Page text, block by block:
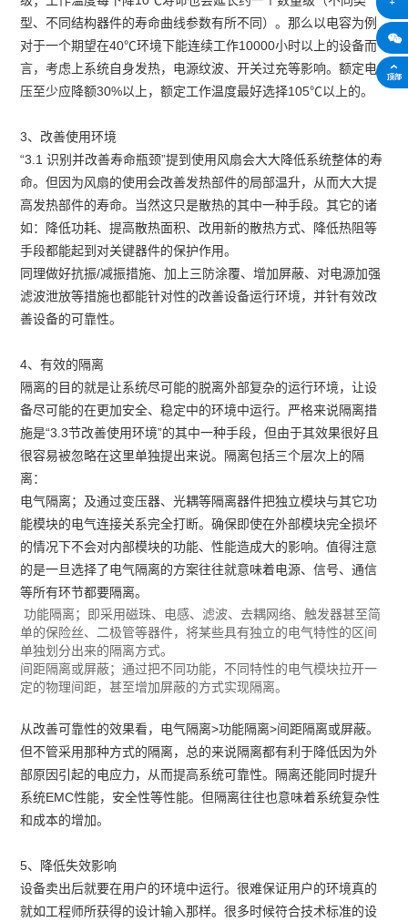
型、不同结构器件的寿命曲线参数有所不同）。那么以电容为例
对于一个期望在40℃环境下能连续工作10000小时以上的设备而
言，考虑上系统自身发热，电源纹波、开关过充等影响。额定电
压至少应降额30%以上，额定工作温度最好选择105℃以上的。
3、改善使用环境
“3.1 识别并改善寿命瓶颈”提到使用风扇会大大降低系统整体的寿
命。但因为风扇的使用会改善发热部件的局部温升，从而大大提
高发热部件的寿命。当然这只是散热的其中一种手段。其它的诸
如：降低功耗、提高散热面积、改用新的散热方式、降低热阻等
手段都能起到对关键器件的保护作用。
同理做好抗振/减振措施、加上三防涂覆、增加屏蔽、对电源加强
滤波泄放等措施也都能针对性的改善设备运行环境，并针有效改
善设备的可靠性。
4、有效的隔离
隔离的目的就是让系统尽可能的脱离外部复杂的运行环境，让设
备尽可能的在更加安全、稳定中的环境中运行。严格来说隔离措
施是“3.3节改善使用环境”的其中一种手段，但由于其效果很好且
很容易被忽略在这里单独提出来说。隔离包括三个层次上的隔
离：
电气隔离；及通过变压器、光耦等隔离器件把独立模块与其它功
能模块的电气连接关系完全打断。确保即使在外部模块完全损坏
的情况下不会对内部模块的功能、性能造成大的影响。值得注意
的是一旦选择了电气隔离的方案往往就意味着电源、信号、通信
等所有环节都要隔离。
功能隔离；即采用磁珠、电感、滤波、去耦网络、触发器甚至简
单的保险丝、二极管等器件，将某些具有独立的电气特性的区间
单独划分出来的隔离方式。
间距隔离或屏蔽；通过把不同功能，不同特性的电气模块拉开一
定的物理间距，甚至增加屏蔽的方式实现隔离。
从改善可靠性的效果看，电气隔离>功能隔离>间距隔离或屏蔽。
但不管采用那种方式的隔离，总的来说隔离都有利于降低因为外
部原因引起的电应力，从而提高系统可靠性。隔离还能同时提升
系统EMC性能，安全性等性能。但隔离往往也意味着系统复杂性
和成本的增加。
5、降低失效影响
设备卖出后就要在用户的环境中运行。很难保证用户的环境真的
就如工程师所获得的设计输入那样。很多时候符合技术标准的设